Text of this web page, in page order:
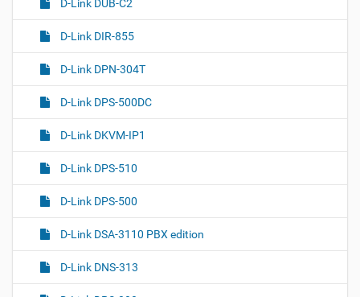
D-Link DUB-C2
D-Link DIR-855
D-Link DPN-304T
D-Link DPS-500DC
D-Link DKVM-IP1
D-Link DPS-510
D-Link DPS-500
D-Link DSA-3110 PBX edition
D-Link DNS-313